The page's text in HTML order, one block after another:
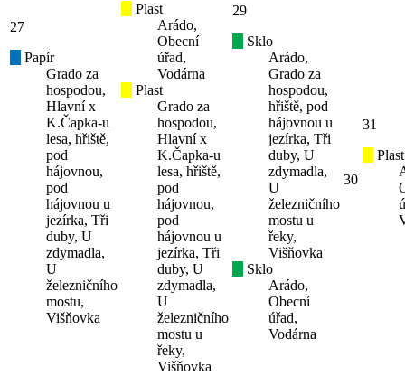
27
Papír
Grado za
hospodou,
Hlavní x
K.Čapka-u
lesa, hřiště,
pod
hájovnou,
pod
hájovnou u
jezírka, Tři
duby, U
zdymadla,
U
železničního
mostu,
Višňovka
Plast
Arádo,
Obecní
úřad,
Vodárna
Plast
Grado za
hospodou,
Hlavní x
K.Čapka-u
lesa, hřiště,
pod
hájovnou,
pod
hájovnou u
jezírka, Tři
duby, U
zdymadla,
U
železničního
mostu u
řeky,
Višňovka
29
Sklo
Arádo,
Grado za
hospodou,
hřiště, pod
hájovnou u
jezírka, Tři
duby, U
zdymadla,
U
železničního
mostu u
řeky,
Višňovka
Sklo
Arádo,
Obecní
úřad,
Vodárna
30
31
Plast